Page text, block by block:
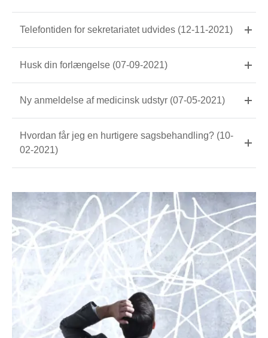
Telefontiden for sekretariatet udvides (12-11-2021)
Husk din forlængelse (07-09-2021)
Ny anmeldelse af medicinsk udstyr (07-05-2021)
Hvordan får jeg en hurtigere sagsbehandling? (10-
02-2021)